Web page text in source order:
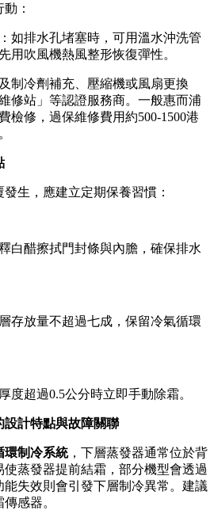
：
：如排水孔堵塞時，可用溫水沖洗管
用吹風機熱風整形恢復彈性。
及制冷劑補充、壓縮機或風扇更換
修站」等認證服務商。一般惠而浦
檢修，過保維修費用約500-1500港
生，應建立定期保養習慣：
釋白醋擦拭門封條與內膽，確保排水
層存放量不超過七成，保留冷氣循環
度超過0.5公分時立即手動除霜。
設計特點與故障關聯
環制冷系統，下層蒸發器通常位於背
蒸發器提前結霜，部分機型會透過
失效則會引發下層制冷異常。建議
感器。